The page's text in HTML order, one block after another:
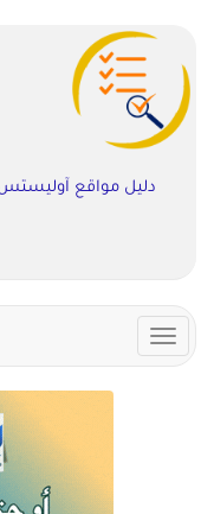
دليل مواقع
Toggle
navigation